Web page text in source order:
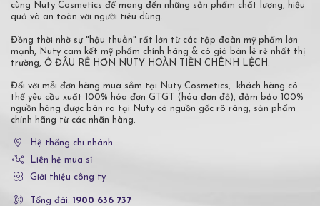
cùng Nuty Cosmetics để mang đến những sản phẩm chất lượng, hiệu
quả và an toàn với người tiêu dùng.
Đồng thời nhờ sự "hậu thuẫn" rất lớn từ các tập đoàn mỹ phẩm lớn
mạnh, Nuty cam kết mỹ phẩm chính hãng & có giá bán lẻ rẻ nhất thị
trường, Ở ĐÂU RẺ HƠN NUTY HOÀN TIỀN CHÊNH LỆCH.
Đối với mỗi đơn hàng mua sắm tại Nuty Cosmetics, khách hàng có
thể yêu cầu xuất 100% hóa đơn GTGT (hóa đơn đỏ), đảm bảo 100%
nguồn hàng được bán ra tại Nuty có nguồn gốc rõ ràng, sản phẩm
chính hãng từ các nhãn hàng.
Hệ thống chi nhánh
Liên hệ mua sỉ
Giới thiệu công ty
Tổng đài: 1900 636 737